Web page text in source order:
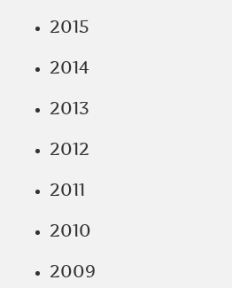
2015
2014
2013
2012
2011
2010
2009